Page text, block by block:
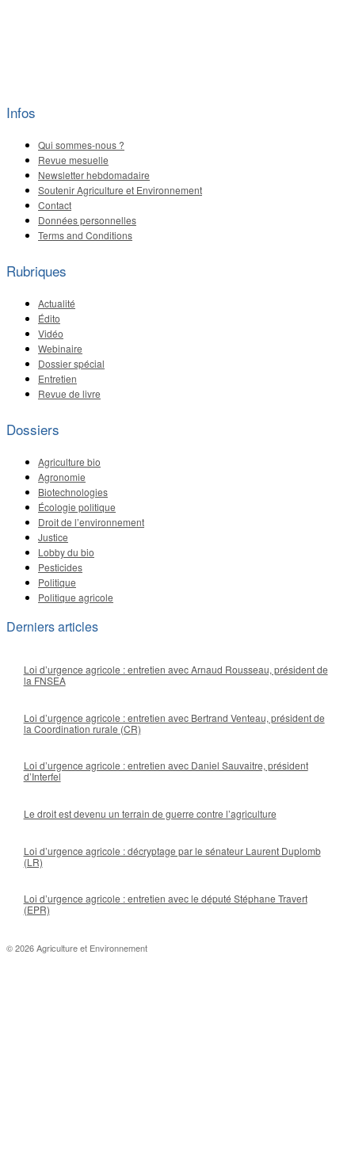
Infos
Qui sommes-nous ?
Revue mesuelle
Newsletter hebdomadaire
Soutenir Agriculture et Environnement
Contact
Données personnelles
Terms and Conditions
Rubriques
Actualité
Édito
Vidéo
Webinaire
Dossier spécial
Entretien
Revue de livre
Dossiers
Agriculture bio
Agronomie
Biotechnologies
Écologie politique
Droit de l’environnement
Justice
Lobby du bio
Pesticides
Politique
Politique agricole
Derniers articles
Loi d’urgence agricole : entretien avec Arnaud Rousseau, président de
la FNSEA
Loi d’urgence agricole : entretien avec Bertrand Venteau, président de
la Coordination rurale (CR)
Loi d’urgence agricole : entretien avec Daniel Sauvaitre, président
d’Interfel
Le droit est devenu un terrain de guerre contre l’agriculture
Loi d’urgence agricole : décryptage par le sénateur Laurent Duplomb
(LR)
Loi d’urgence agricole : entretien avec le député Stéphane Travert
(EPR)
© 2026 Agriculture et Environnement